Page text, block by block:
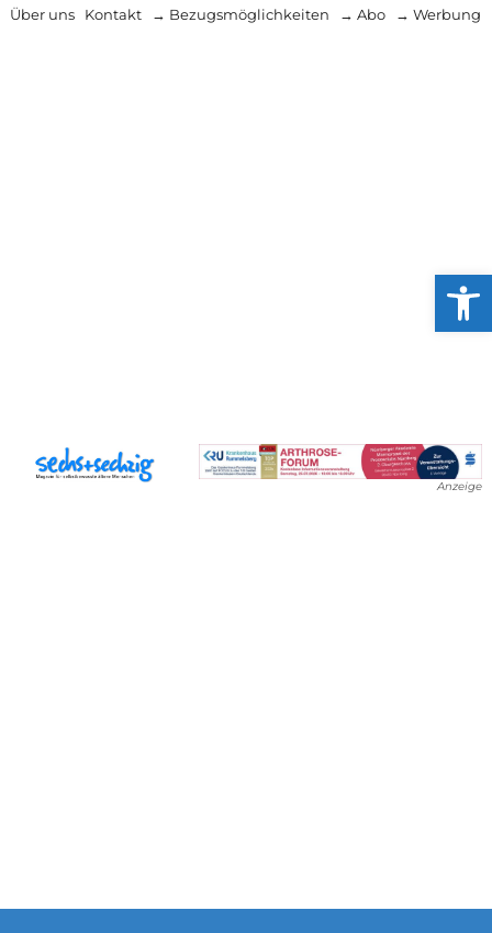
Über uns Kontakt → Bezugsmöglichkeiten → Abo → Werbung
Anzeige